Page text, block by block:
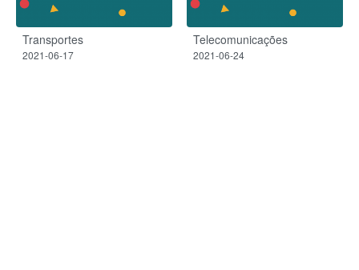
Transportes
2021-06-17
Telecomunicações
2021-06-24